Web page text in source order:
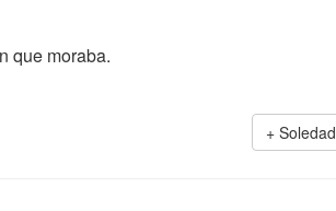
que moraba.
Soledad